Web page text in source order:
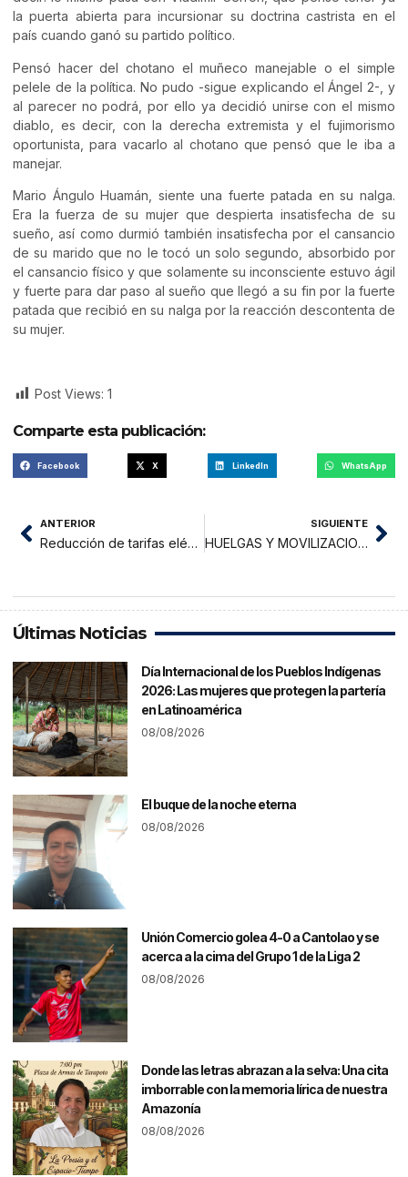
la puerta abierta para incursionar su doctrina castrista en el
país cuando ganó su partido político.
Pensó hacer del chotano el muñeco manejable o el simple
pelele de la política. No pudo -sigue explicando el Ángel 2-, y
al parecer no podrá, por ello ya decidió unirse con el mismo
diablo, es decir, con la derecha extremista y el fujimorismo
oportunista, para vacarlo al chotano que pensó que le iba a
manejar.
Mario Ángulo Huamán, siente una fuerte patada en su nalga.
Era la fuerza de su mujer que despierta insatisfecha de su
sueño, así como durmió también insatisfecha por el cansancio
de su marido que no le tocó un solo segundo, absorbido por
el cansancio físico y que solamente su inconsciente estuvo ágil
y fuerte para dar paso al sueño que llegó a su fin por la fuerte
patada que recibió en su nalga por la reacción descontenta de
su mujer.
Post Views: 1
Comparte esta publicación:
Facebook X LinkedIn WhatsApp
ANTERIOR
Reducción de tarifas eléctricas para el sector Salud
SIGUIENTE
HUELGAS Y MOVILIZACIONES EN EL NORTE, CENTRO Y SUR DE SAN MARTÍN
Últimas Noticias
Día Internacional de los Pueblos Indígenas
2026: Las mujeres que protegen la partería
en Latinoamérica
08/08/2026
El buque de la noche eterna
08/08/2026
Unión Comercio golea 4-0 a Cantolao y se
acerca a la cima del Grupo 1 de la Liga 2
08/08/2026
Donde las letras abrazan a la selva: Una cita
imborrable con la memoria lírica de nuestra
Amazonía
08/08/2026